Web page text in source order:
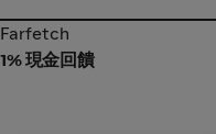
Farfetch
Farfetch
1% 現金回饋